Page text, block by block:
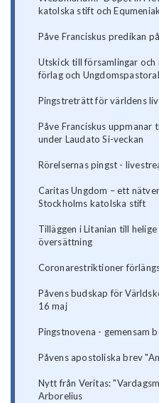
katolska stift och
Påve Franciskus predikan
Utskick till församlingar och
förlag och
Pingstreträtt för världens liv
Påve Franciskus uppmanar
under Laudato Si-veckan
Rörelsernas pingst -
Caritas Ungdom – ett
Stockholms katolska stift
Tilläggen i Litanian till
översättning
Coronarestriktioner
Påvens budskap för
16 maj
Pingstnovena - gemensam
Påvens apostoliska brev
Nytt från Veritas:
Arborelius